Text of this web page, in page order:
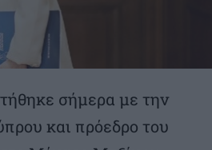
σήμερα με την
και πρόεδρο του